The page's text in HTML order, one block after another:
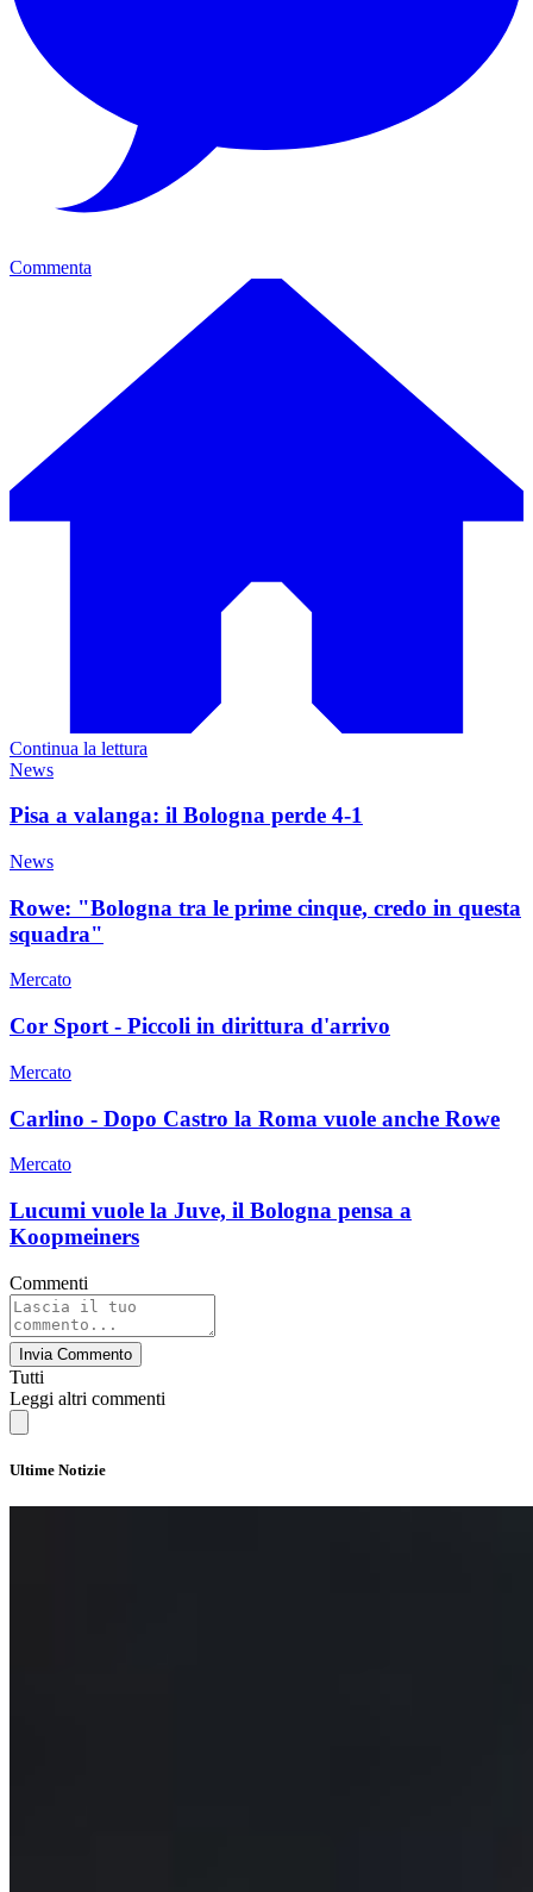
Commenta
Continua la lettura
News
Pisa a valanga: il Bologna perde 4-1
News
Rowe: "Bologna tra le prime cinque, credo in questa
squadra"
Mercato
Cor Sport - Piccoli in dirittura d'arrivo
Mercato
Carlino - Dopo Castro la Roma vuole anche Rowe
Mercato
Lucumi vuole la Juve, il Bologna pensa a
Koopmeiners
Commenti
Invia Commento
Tutti
Leggi altri commenti
Ultime Notizie